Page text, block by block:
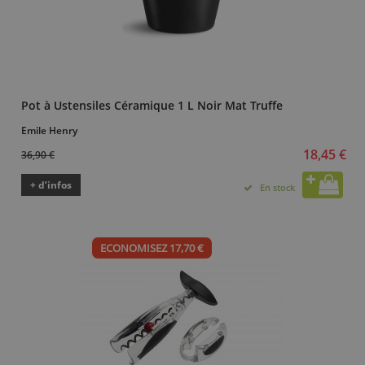
Pot à Ustensiles Céramique 1 L Noir Mat Truffe
Emile Henry
36,90 €
18,45 €
+ d’infos En stock
ECONOMISEZ 17,70 €